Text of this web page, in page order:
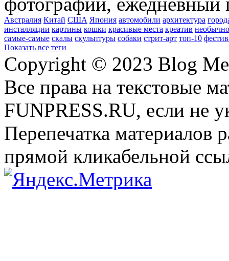
Австралия Китай США Япония автомобили архитектура
инсталляции картины кошки красивые места креатив
самые-самые скалы скульптуры собаки стрит-арт топ-10
Показать все теги
Copyright © 2023 Blog
Все права на текстовые
FUNPRESS.RU, если не
Перепечатка материалов
прямой кликабельной